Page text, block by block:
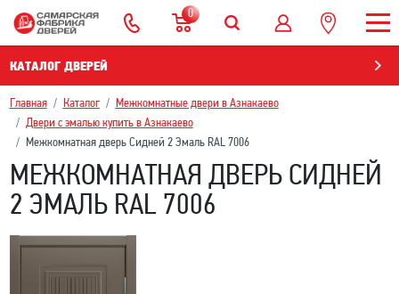
0
КАТАЛОГ ДВЕРЕЙ
Главная Каталог
Межкомнатные двери в Азнакаево
Двери с эмалью купить в Азнакаево
Межкомнатная дверь Сидней 2 Эмаль RAL 7006
МЕЖКОМНАТНАЯ ДВЕРЬ СИДНЕЙ
2 ЭМАЛЬ RAL 7006